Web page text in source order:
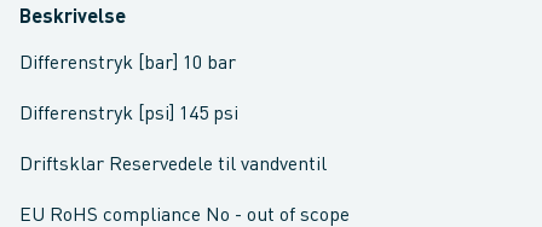
Beskrivelse
Differenstryk [bar] 10 bar
Differenstryk [psi] 145 psi
Driftsklar Reservedele til vandventil
EU RoHS compliance No - out of scope